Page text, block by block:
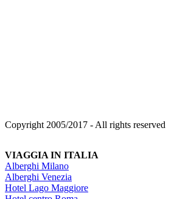
Copyright 2005/2017 - All rights reserved
VIAGGIA IN ITALIA
Alberghi Milano
Alberghi Venezia
Hotel Lago Maggiore